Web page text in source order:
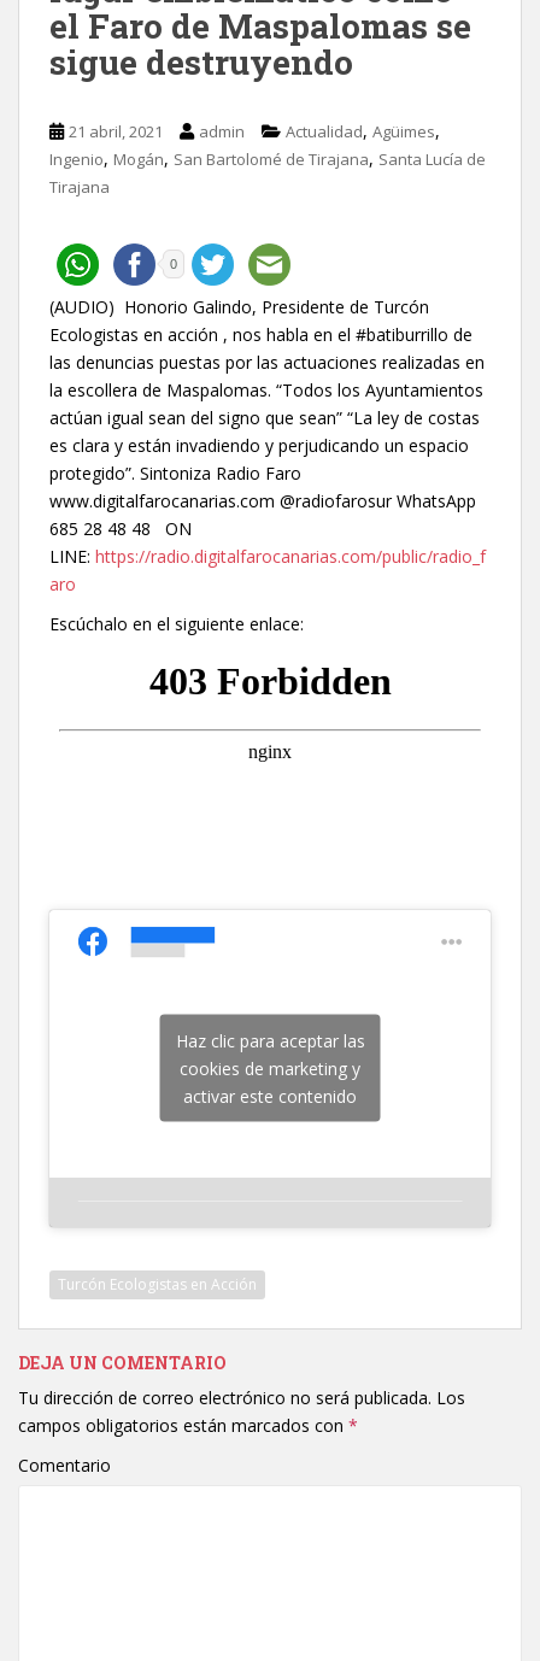
el Faro de Maspalomas se
sigue destruyendo
21 abril, 2021 admin Actualidad, Agüimes,
Ingenio, Mogán, San Bartolomé de Tirajana, Santa Lucía de
Tirajana
0
(AUDIO) Honorio Galindo, Presidente de Turcón
Ecologistas en acción , nos habla en el #batiburrillo de
las denuncias puestas por las actuaciones realizadas en
la escollera de Maspalomas. “Todos los Ayuntamientos
actúan igual sean del signo que sean” “La ley de costas
es clara y están invadiendo y perjudicando un espacio
protegido”. Sintoniza Radio Faro
www.digitalfarocanarias.com @radiofarosur WhatsApp
685 28 48 48 ON
LINE: https://radio.digitalfarocanarias.com/public/radio_f
aro
Escúchalo en el siguiente enlace:
Haz clic para aceptar las
cookies de marketing y
activar este contenido
Turcón Ecologistas en Acción
DEJA UN COMENTARIO
Tu dirección de correo electrónico no será publicada. Los
campos obligatorios están marcados con *
Comentario